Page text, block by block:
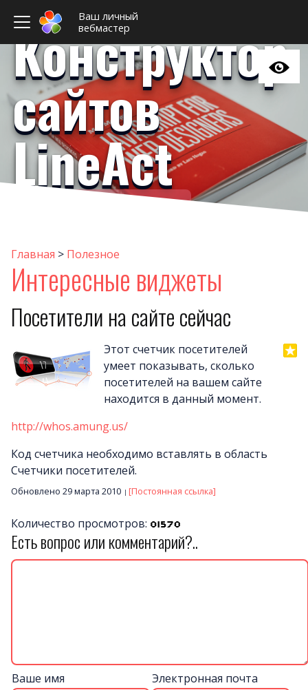
Ваш личный
вебмастер
Примеры
Дизайны
Конструктор
сайтов
LineAct
Ваш личный вебмастер
Главная > Полезное
Интересные виджеты
Посетители на сайте сейчас
Этот счетчик посетителей
умеет показывать, сколько
посетителей на вашем сайте
находится в данный момент.
http://whos.amung.us/
Код счетчика необходимо вставлять в область
Счетчики посетителей.
Обновлено 29 марта 2010 [Постоянная ссылка]
Количество просмотров:
Есть вопрос или комментарий?..
Ваше имя Электронная почта